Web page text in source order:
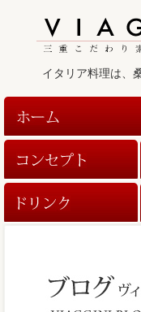
イタリア料理は、